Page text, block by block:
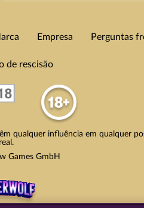
Empresa Perguntas
de rescisão
qualquer influência em qualquer
real.
Games GmbH